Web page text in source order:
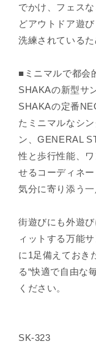
でかけ、フェス
どアウトドア遊
洗練されている
■ミニマルで都会
SHAKAの新型サ
SHAKAの定番
たミニマルなシ
ン、GENERAL
性と歩行性能、
せるコーディネ
気分に寄り添う一
街遊びにも外遊
ィットする万能
に1足備えておき
る“快適で自由な
ください。
SK-323